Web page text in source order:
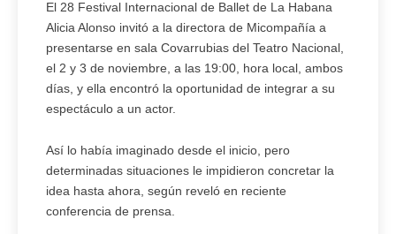
El 28 Festival Internacional de Ballet de La Habana
Alicia Alonso invitó a la directora de Micompañía a
presentarse en sala Covarrubias del Teatro Nacional,
el 2 y 3 de noviembre, a las 19:00, hora local, ambos
días, y ella encontró la oportunidad de integrar a su
espectáculo a un actor.
Así lo había imaginado desde el inicio, pero
determinadas situaciones le impidieron concretar la
idea hasta ahora, según reveló en reciente
conferencia de prensa.